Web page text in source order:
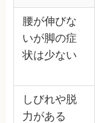
腰が伸びな
いが脚の症
状は少ない
しびれや脱
力がある